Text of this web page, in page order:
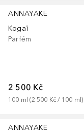
ANNAYAKE
Kogaï
Parfém
2 500 Kč
100 ml (2 500 Kč / 100 ml)
ANNAYAKE